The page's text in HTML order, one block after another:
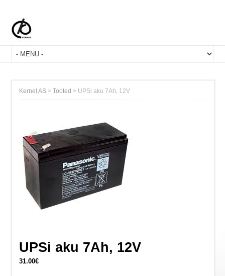
Kernel AS >Tooted > UPSi aku 7Ah, 12V
UPSi aku 7Ah, 12V
31.00€